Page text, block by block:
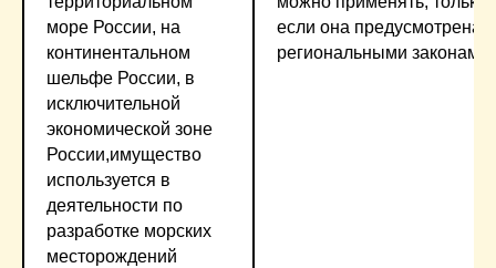
море России, на
континентальном
шельфе России, в
исключительной
экономической зоне
России,имущество
используется в
деятельности по
разработке морских
месторождений
если она предусмотрена
региональными законами